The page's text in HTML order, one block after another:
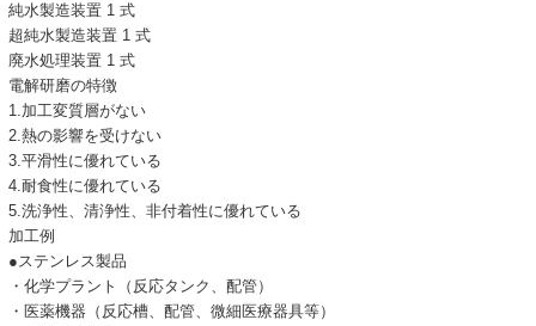
純水製造装置 1 式
超純水製造装置 1 式
廃水処理装置 1 式
電解研磨の特徴
1.加工変質層がない
2.熱の影響を受けない
3.平滑性に優れている
4.耐食性に優れている
5.洗浄性、清浄性、非付着性に優れている
加工例
●ステンレス製品
・化学プラント（反応タンク、配管）
・医薬機器（反応槽、配管、微細医療器具等）